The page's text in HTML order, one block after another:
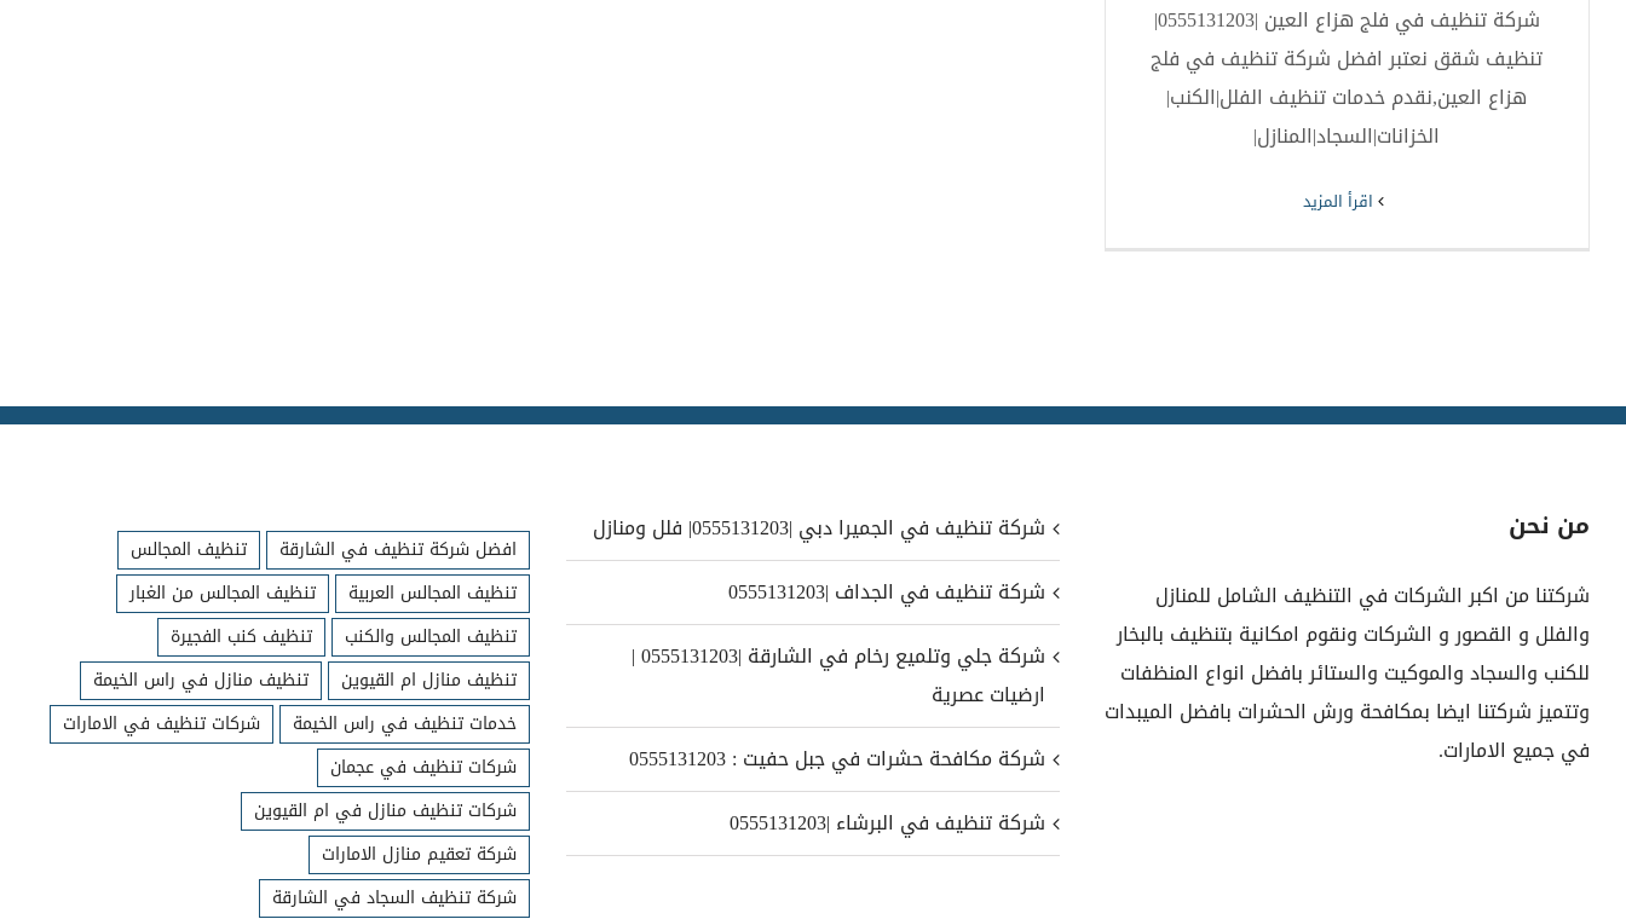
شركة تنظيف في فلج هزاع العين |0555131203|
تنظيف شقق نعتبر افضل شركة تنظيف في فلج
هزاع العين,نقدم خدمات تنظيف الفلل|الكنب|
الخزانات|السجاد|المنازل|
‫اقرأ المزيد
من نحن
شركتنا من اكبر الشركات في التنظيف الشامل للمنازل
والفلل و القصور و الشركات ونقوم امكانية بتنظيف بالبخار
للكنب والسجاد والموكيت والستائر بافضل انواع المنظفات
وتتميز شركتنا ايضا بمكافحة ورش الحشرات بافضل الميبدات
في جميع الامارات.
شركة تنظيف في الجميرا دبي |0555131203| فلل ومنازل
شركة تنظيف في الجداف |0555131203
شركة جلي وتلميع رخام في الشارقة |0555131203 |
ارضيات عصرية
شركة مكافحة حشرات في جبل حفيت : 0555131203
شركة تنظيف في البرشاء |0555131203
افضل شركة تنظيف في الشارقة
تنظيف المجالس
تنظيف المجالس العربية
تنظيف المجالس من الغبار
تنظيف المجالس والكنب
تنظيف كنب الفجيرة
تنظيف منازل ام القيوين
تنظيف منازل في راس الخيمة
خدمات تنظيف في راس الخيمة
شركات تنظيف في الامارات
شركات تنظيف في عجمان
شركات تنظيف منازل في ام القيوين
شركة تعقيم منازل الامارات
شركة تنظيف السجاد في الشارقة